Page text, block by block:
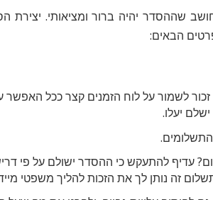
שההסדר יהיה ברור ומציאותי. יצירת
הבאים:
לשמור על לוח הזמנים קצר ככל
יעלו.
עדיף להתעקש כי ההסדר ישולם על פי
זה נותן לך את הזכות להליך משפטי